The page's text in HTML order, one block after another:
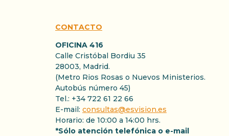
CONTACTO
OFICINA 416
Calle Cristóbal Bordiu 35
28003, Madrid.
(Metro Rios Rosas o Nuevos Ministerios.
Autobús número 45)
Tel.: +34 722 61 22 66
E-mail: consultas@esvision.es
Horario: de 10:00 a 14:00 hrs.
*Sólo atención telefónica o e-mail